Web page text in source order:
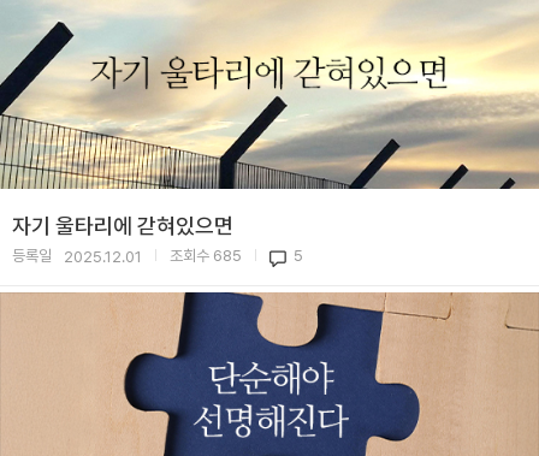
자기 울타리에 갇혀있으면
등록일 2025.12.01 조회수 685 5